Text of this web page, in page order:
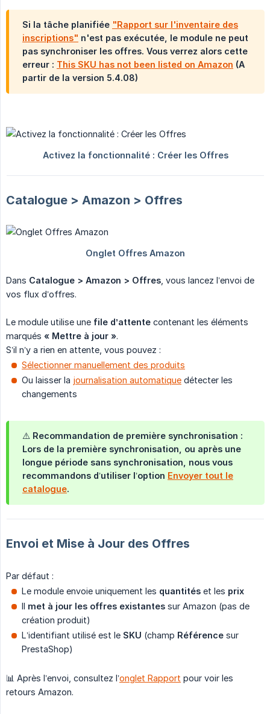
Si la tâche planifiée "Rapport sur l'inventaire des
inscriptions" n'est pas exécutée, le module ne peut
pas synchroniser les offres. Vous verrez alors cette
erreur : This SKU has not been listed on Amazon (A
partir de la version 5.4.08)
Catalogue > Amazon > Offres
Dans Catalogue > Amazon > Offres , vous lancez l’envoi de
vos flux d’offres.
Le module utilise une file d’attente contenant les éléments
marqués « Mettre à jour ».
S’il n’y a rien en attente, vous pouvez :
Sélectionner manuellement des produits
Ou laisser la journalisation automatique détecter les
changements
⚠️ Recommandation de première synchronisation :
Lors de la première synchronisation , ou après une
longue période sans synchronisation, nous vous
recommandons d’utiliser l’option Envoyer tout le
catalogue.
Envoi et Mise à Jour des Offres
Par défaut :
Le module envoie uniquement les quantités et les prix
Il met à jour les offres existantes sur Amazon (pas de
création produit)
L’identifiant utilisé est le SKU (champ Référence sur
PrestaShop)
📊 Après l’envoi, consultez l’onglet Rapport pour voir les
retours Amazon.